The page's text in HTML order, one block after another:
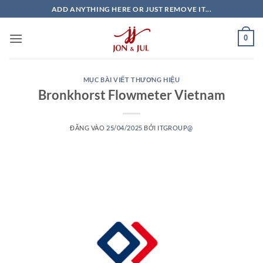
qua
nội
ADD ANYTHING HERE OR JUST REMOVE IT...
0
MỤC BÀI VIẾT THƯƠNG HIỆU
Bronkhorst Flowmeter Vietnam
ĐĂNG VÀO 25/04/2025 BỞI ITGROUP@